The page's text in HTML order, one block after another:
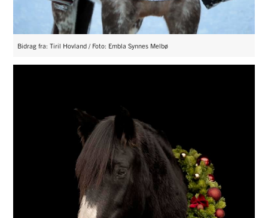
Bidrag fra: Tiril Hovland / Foto: Embla Synnes Melbø